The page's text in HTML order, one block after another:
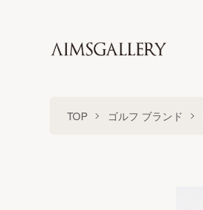
TOP ゴルフ ブランド